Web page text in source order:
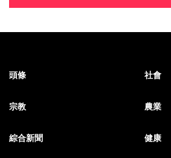
頭條 社會
宗教 農業
綜合新聞 健康